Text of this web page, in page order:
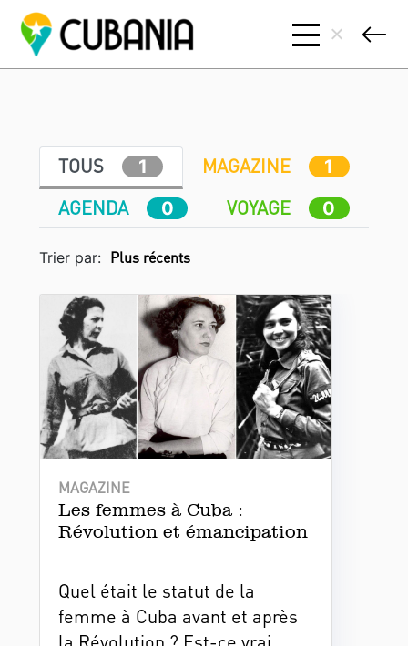
TOUS 1 MAGAZINE 1
AGENDA 0 VOYAGE 0
Trier par:
MAGAZINE
Les femmes à Cuba :
Révolution et émancipation
Quel était le statut de la
femme à Cuba avant et après